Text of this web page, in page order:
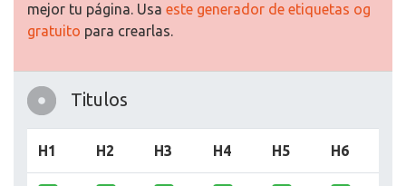
mejor tu página. Usa este generador de etiquetas og
gratuito para crearlas.
Titulos
H1 H2 H3 H4 H5 H6